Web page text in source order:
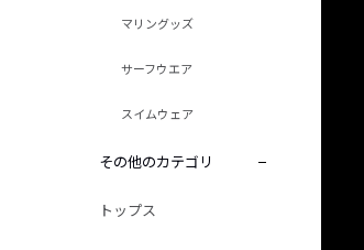
マリングッズ
サーフウエア
スイムウェア
その他のカテゴリ
トップス